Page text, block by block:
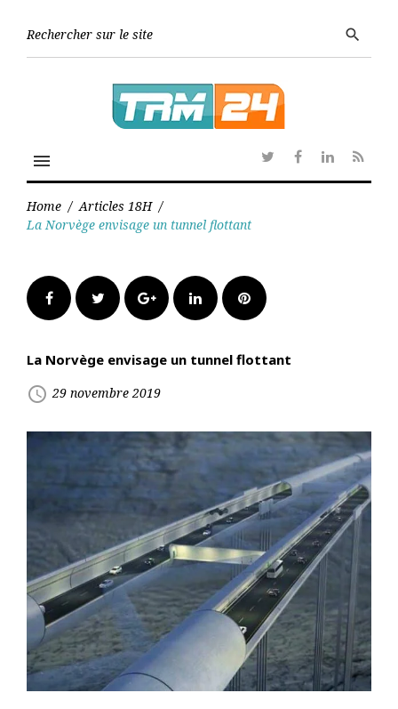
search
menu
TwitterFacebook
Linkedin
RSS
Home / Articles 18H /
La Norvège envisage un tunnel flottant
FacebookTwitter Google+LinkedInPinterest
La Norvège envisage un tunnel flottant
access_time 29 novembre 2019